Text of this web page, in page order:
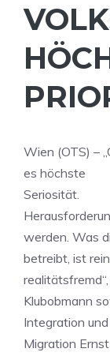
Wien (OTS) –
es höchste
Seriosität.
werden. Was
betreibt, ist
Klubobmann
Integration und
Migration